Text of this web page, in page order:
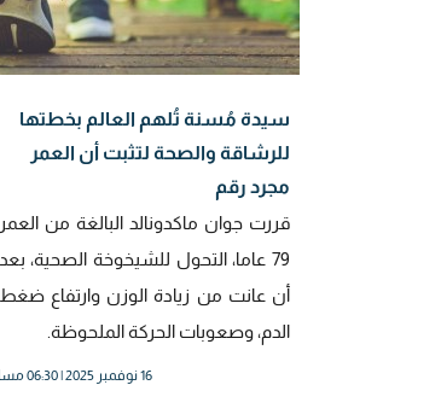
سيدة مُسنة تُلهم العالم بخطتها
للرشاقة والصحة لتثبت أن العمر
مجرد رقم
قررت جوان ماكدونالد البالغة من العمر
79 عاما، التحول للشيخوخة الصحية، بعد
أن عانت من زيادة الوزن وارتفاع ضغط
الدم، وصعوبات الحركة الملحوظة.
16 نوفمبر 2025 | 06:30 مساءً